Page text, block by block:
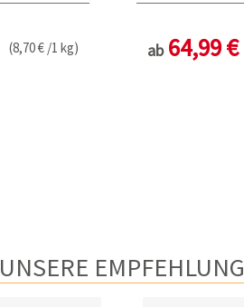
(8,70 € /1 kg) ab 64,99 €
UNSERE EMPFEHLUNG